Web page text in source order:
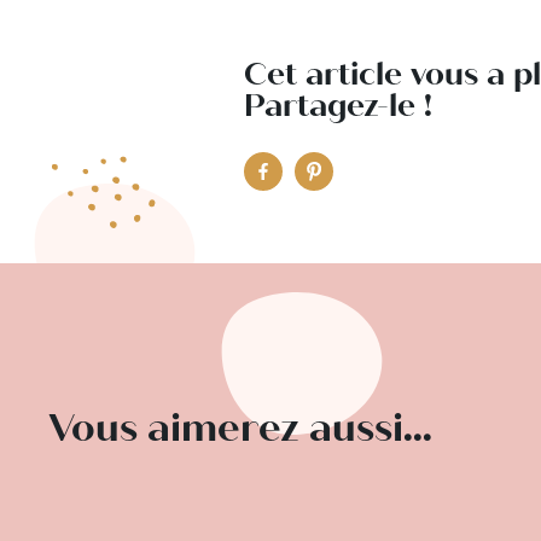
Cet article vous a
Partagez-le !
Vous aimerez aussi...